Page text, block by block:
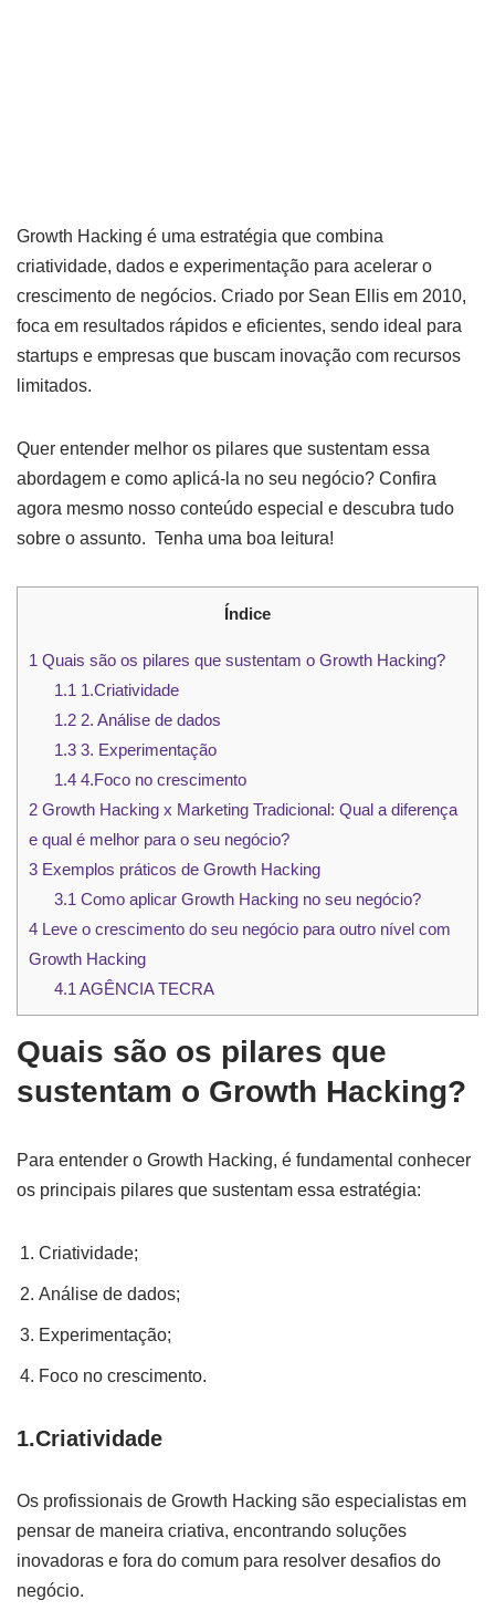
Growth Hacking é uma estratégia que combina
criatividade, dados e experimentação para acelerar o
crescimento de negócios. Criado por Sean Ellis em 2010,
foca em resultados rápidos e eficientes, sendo ideal para
startups e empresas que buscam inovação com recursos
limitados.
Quer entender melhor os pilares que sustentam essa
abordagem e como aplicá-la no seu negócio? Confira
agora mesmo nosso conteúdo especial e descubra tudo
sobre o assunto. Tenha uma boa leitura!
Índice
1 Quais são os pilares que sustentam o Growth Hacking?
1.1 1.Criatividade
1.22. Análise de dados
1.33. Experimentação
1.44.Foco no crescimento
2 Growth Hacking x Marketing Tradicional: Qual a diferença
e qual é melhor para o seu negócio?
3 Exemplos práticos de Growth Hacking
3.1 Como aplicar Growth Hacking no seu negócio?
4 Leve o crescimento do seu negócio para outro nível com
Growth Hacking
4.1 AGÊNCIA TECRA
Quais são os pilares que
sustentam o Growth Hacking?
Para entender o Growth Hacking, é fundamental conhecer
os principais pilares que sustentam essa estratégia:
Criatividade;
Análise de dados;
Experimentação;
Foco no crescimento.
1.Criatividade
Os profissionais de Growth Hacking são especialistas em
pensar de maneira criativa, encontrando soluções
inovadoras e fora do comum para resolver desafios do
negócio.